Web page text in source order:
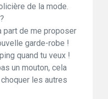
de la mode.
part de me proposer
garde-robe !
quand tu veux !
un mouton, cela
les autres